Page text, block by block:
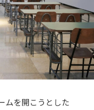
ムを開こうとした